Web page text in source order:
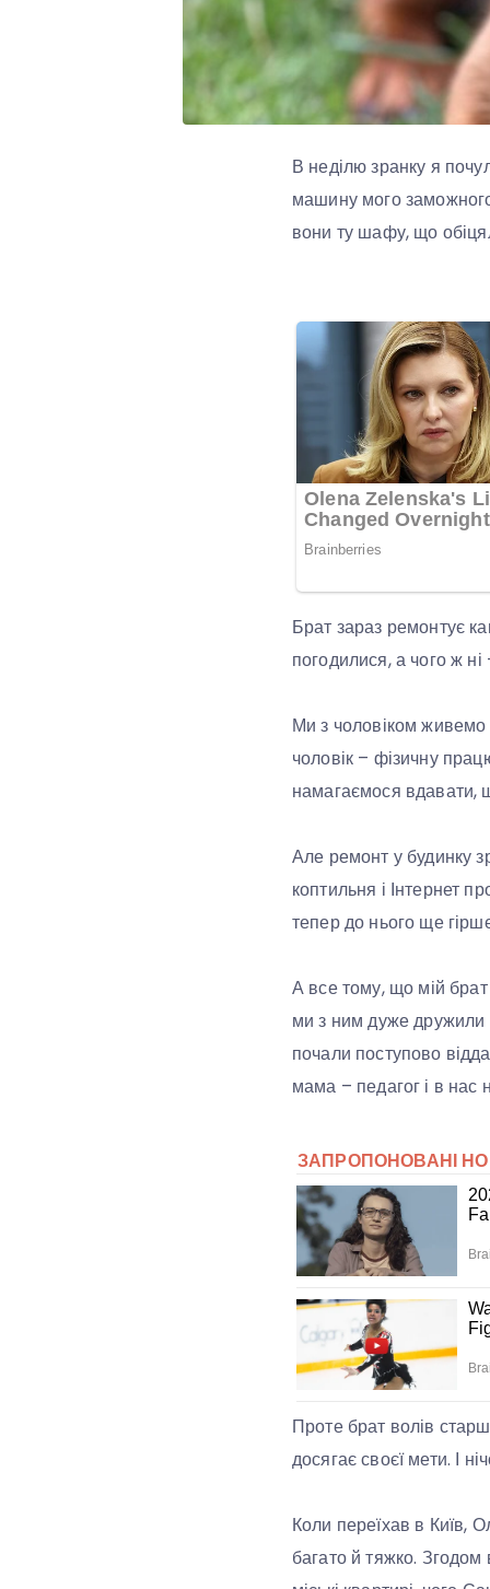
В неділю зранку я
машину мого
вони ту шафу, що
Брат зараз ремонтує
погодилися, а чого ж
Ми з чоловіком живемо
чоловік – фізичну
намагаємося вдавати,
Але ремонт у будинку
коптильня і Інтернет
тепер до нього ще
А все тому, що мій
ми з ним дуже дружили
почали поступово
мама – педагог і в нас
Проте брат волів
досягає своєї мети. І
Коли переїхав в Київ,
багато й тяжко. Згодом